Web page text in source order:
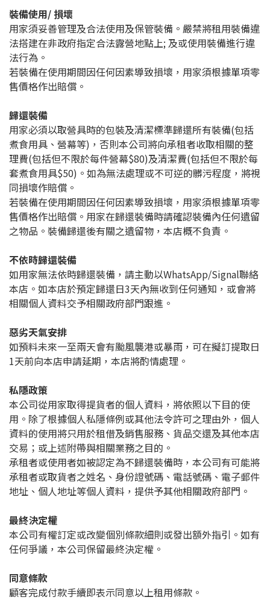
裝備使用/ 損壞
用家須妥善管理及合法使用及保管裝備。嚴禁將租用裝備違
法搭建在非政府指定合法露營地點上; 及或使用裝備進行違
法行為。
若裝備在使用期間因任何因素導致損壞，用家須根據單項零
售價格作出賠償。
歸還裝備
用家必須以取營具時的包裝及清潔標準歸還所有裝備(包括
煮食用具、營幕等)，否則本公司將向承租者收取相關的整
理費(包括但不限於每件營幕$80)及清潔費(包括但不限於每
套煮食用具$50)。如為無法處理或不可逆的髒污程度，將視
同損壞作賠償。
若裝備在使用期間因任何因素導致損壞，用家須根據單項零
售價格作出賠償。用家在歸還裝備時請確認裝備內任何遺留
之物品。裝備歸還後有關之遺留物，本店概不負責。
不依時歸還裝備
如用家無法依時歸還裝備，請主動以WhatsApp/Signal聯絡
本店。如本店於預定歸還日3天內無收到任何通知，或會將
相關個人資料交予相關政府部門跟進。
惡劣天氣安排
如預料未來一至兩天會有颱風襲港或暴雨，可在擬訂提取日
1天前向本店申請延期，本店將酌情處理。
私隱政策
本公司從用家取得提貨者的個人資料，將依照以下目的使
用。除了根據個人私隱條例或其他法令許可之理由外，個人
資料的使用將只用於租借及銷售服務、貨品交還及其他本店
交易；或上述附帶與相關業務之目的。
承租者或使用者如被認定為不歸還裝備時，本公司有可能將
承租者或取貨者之姓名、身份證號碼、電話號碼、電子郵件
地址、個人地址等個人資料，提供予其他相關政府部門。
最終決定權
本公司有權訂定或改變個別條款細則或發出額外指引。如有
任何爭議，本公司保留最終決定權。
同意條款
顧客完成付款手續即表示同意以上租用條款。